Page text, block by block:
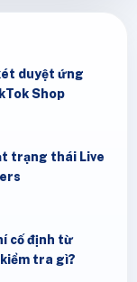
duyệt ứng
Shop
trạng thái Live
cố định từ
tra gì?